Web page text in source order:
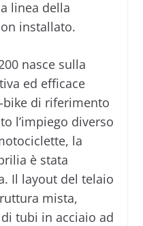
linea della
installato.
nasce sulla
ed efficace
bike di riferimento
l’impiego diverso
la
è stata
Il layout del telaio
mista,
tubi in acciaio ad